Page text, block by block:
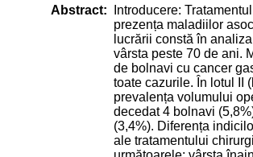
Abstract:
Introducere:
prezența maladiilor
lucrării constă în
vârsta peste 70 de ani.
de bolnavi cu cancer
toate cazurile. În lotul II
prevalența volumului
decedat 4 bolnavi
(3,4%). Diferența
ale tratamentului